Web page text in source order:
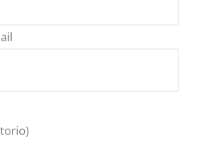
LOS MODELOS ROAV